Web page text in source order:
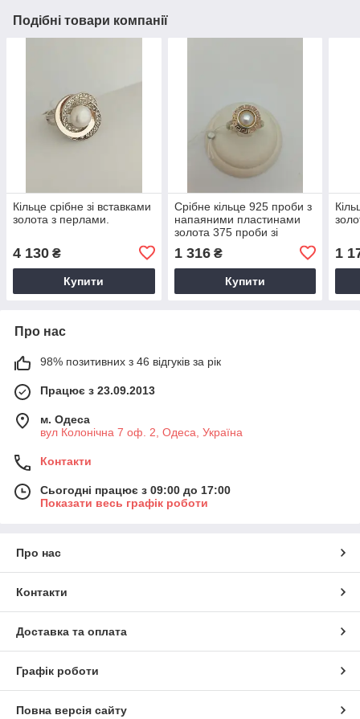
Подібні товари компанії
Кільце срібне зі вставками
золота з перлами.
4 130 ₴
Купити
Срібне кільце 925 проби з
напаяними пластинами
золота 375 проби зі
1 316₴
Купити
1
Про нас
98% позитивних з 46 відгуків за рік
Працює з 23.09.2013
м. Одеса
вул Колонічна 7 оф. 2, Одеса, Україна
Контакти
Сьогодні працює з 09:00 до 17:00
Показати весь графік роботи
Про нас
Контакти
Доставка та оплата
Графік роботи
Повна версія сайту